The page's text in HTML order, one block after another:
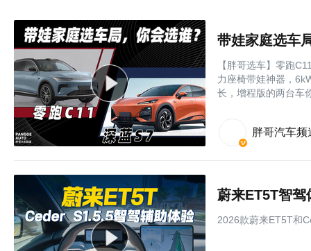
带娃家庭选车
【胖哥选车】零跑
力座椅带娃神器，
长，增程版的两台车
胖哥汽车频
蔚来ET5T智
2026款蔚来ET5T和